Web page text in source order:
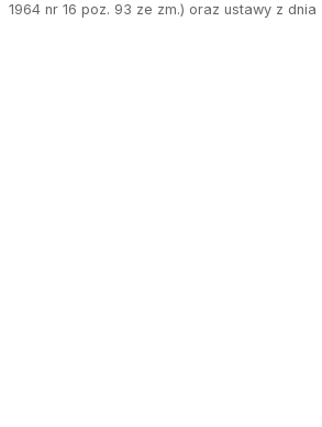
1964 nr 16 poz. 93 ze zm.) oraz ustawy z